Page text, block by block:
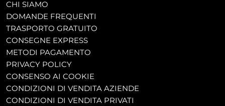
CHI SIAMO
DOMANDE FREQUENTI
TRASPORTO GRATUITO
CONSEGNE EXPRESS
METODI PAGAMENTO
PRIVACY POLICY
CONSENSO AI COOKIE
CONDIZIONI DI VENDITA AZIENDE
CONDIZIONI DI VENDITA PRIVATI